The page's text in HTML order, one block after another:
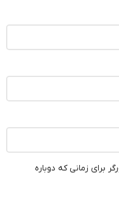
برای زمانی که دوباره